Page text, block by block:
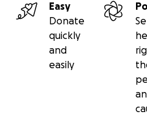
Easy
Donate
quickly
and
easily